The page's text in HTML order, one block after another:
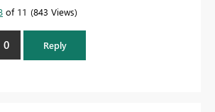
of 11 843 Views
0 Reply